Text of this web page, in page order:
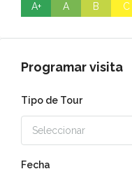
A+ A B C
Programar visita
Tipo de Tour
Seleccionar
Fecha